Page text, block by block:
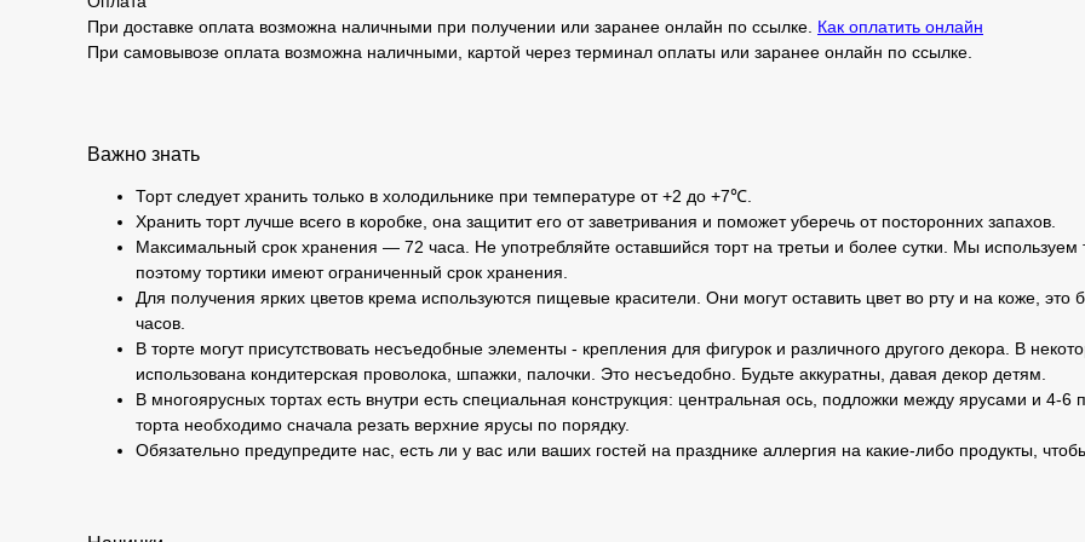
При доставке оплата возможна наличными при получении или заранее онлайн по ссылке. Как оплатить онлайн
При самовывозе оплата возможна наличными, картой через терминал оплаты или заранее онлайн по ссылке.
Важно знать
Торт следует хранить только в холодильнике при температуре от +2 до +7℃.
Хранить торт лучше всего в коробке, она защитит его от заветривания и поможет уберечь от посторонних запахов.
Максимальный срок хранения — 72 часа. Не употребляйте оставшийся торт на третьи и более сутки. Мы используем
поэтому тортики имеют ограниченный срок хранения.
Для получения ярких цветов крема используются пищевые красители. Они могут оставить цвет во рту и на коже, это
часов.
В торте могут присутствовать несъедобные элементы - крепления для фигурок и различного другого декора. В
использована кондитерская проволока, шпажки, палочки. Это несъедобно. Будьте аккуратны, давая декор детям.
В многоярусных тортах есть внутри есть специальная конструкция: центральная ось, подложки между ярусами и 4-6
торта необходимо сначала резать верхние ярусы по порядку.
Обязательно предупредите нас, есть ли у вас или ваших гостей на празднике аллергия на какие-либо продукты,